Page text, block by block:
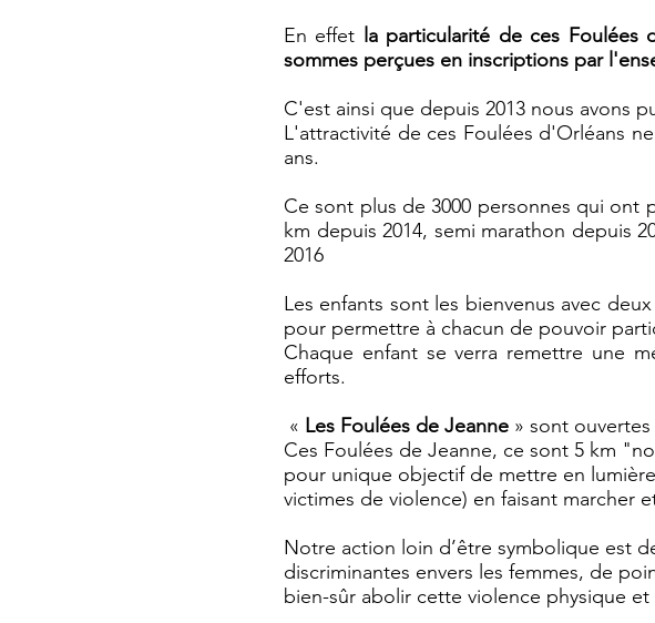
En effet la particularité de ces
sommes perçues en inscriptions par
C'est ainsi que depuis 2013 nous avons
L'attractivité de ces Foulées d'Orléans
ans.
Ce sont plus de 3000 personnes qui ont
km depuis 2014, semi marathon depuis
2016
Les enfants sont les bienvenus avec
pour permettre à chacun de pouvoir
Chaque enfant se verra remettre une
efforts.
« Les Foulées de Jeanne » sont ouvertes
Ces Foulées de Jeanne, ce sont 5 km
pour unique objectif de mettre en
victimes de violence) en faisant marcher
Notre action loin d’être symbolique est
discriminantes envers les femmes, de
bien-sûr abolir cette violence physique